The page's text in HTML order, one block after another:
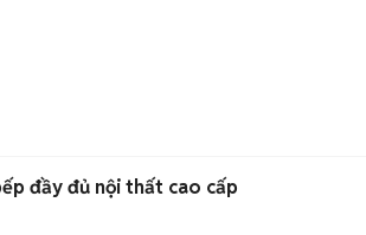
đầy đủ nội thất cao cấp